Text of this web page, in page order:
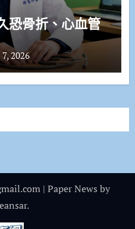
骨折、心血管
2026
| Paper News by
.